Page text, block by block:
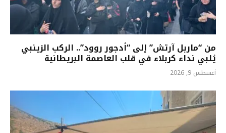
من “ماربل آرتش” إلى “أدجور روود”.. الركب الزينبي
يُلبي نداء كربلاء في قلب العاصمة البريطانية
أغسطس 9, 2026